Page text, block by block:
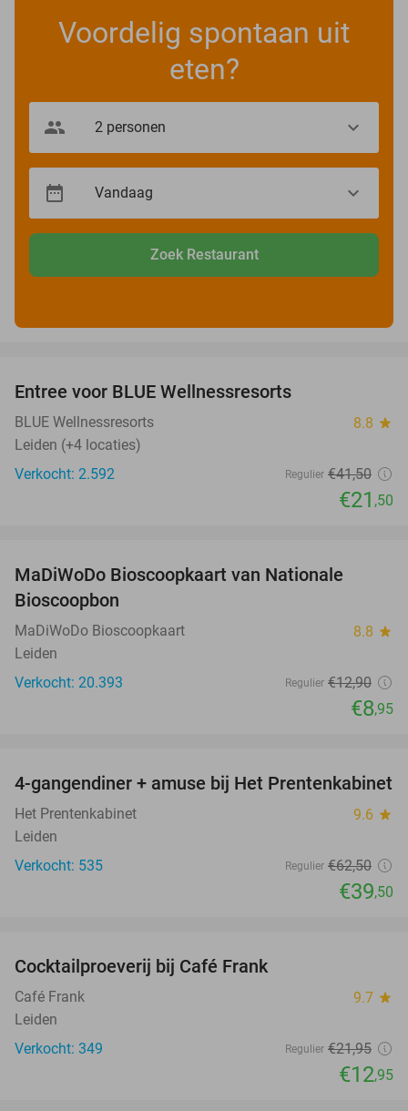
Voordelig spontaan uit
eten?
Zoek Restaurant
Entree voor BLUE Wellnessresorts
BLUE Wellnessresorts 8.8 star
Leiden (+4 locaties)
Verkocht: 2.592
Regulier €41,50
€21 ,50
MaDiWoDo Bioscoopkaart van Nationale
Bioscoopbon
MaDiWoDo Bioscoopkaart 8.8 star
Leiden
Verkocht: 20.393
Regulier €12,90
€8,95
37%
4-gangendiner + amuse bij Het Prentenkabinet
Het Prentenkabinet 9.6 star
Leiden
Verkocht: 535
Regulier €62,50
€39,50
Cocktailproeverij bij Café Frank
Café Frank 9.7 star
Leiden
Verkocht: 349
Regulier €21,95
€12,95